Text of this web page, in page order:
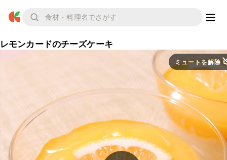
レモンカードのチーズケーキ
ミュートを解除